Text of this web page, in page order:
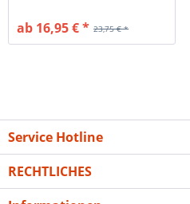
23,75 € *
ab 16,95 € *
Service Hotline
RECHTLICHES